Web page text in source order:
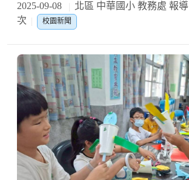
2025-09-08 北區 中華國小 教務處 報導
次
校園新聞